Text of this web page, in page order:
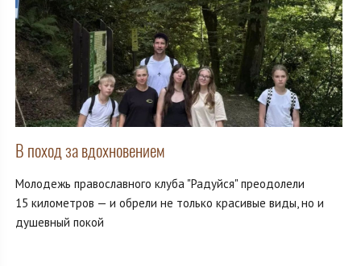
В поход за вдохновением
Молодежь православного клуба "Радуйся" преодолели
15 километров — и обрели не только красивые виды, но и
душевный покой